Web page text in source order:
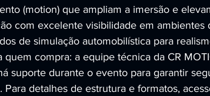
(motion) que ampliam a imersão e
com excelente visibilidade em ambientes
de simulação automobilística para
quem compra: a equipe técnica da CR
suporte durante o evento para garantir
detalhes de estrutura e formatos,